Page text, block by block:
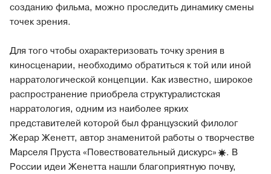
созданию фильма, можно проследить динамику смены
точек зрения.
Для того чтобы охарактеризовать точку зрения в
киносценарии, необходимо обратиться к той или иной
нарратологической концепции. Как известно, широкое
распространение приобрела структуралистская
нарратология, одним из наиболее ярких
представителей которой был французский филолог
Жерар Женетт, автор знаменитой работы о творчестве
Марселя Пруста «Повествовательный дискурс»
. В
России идеи Женетта нашли благоприятную почву,